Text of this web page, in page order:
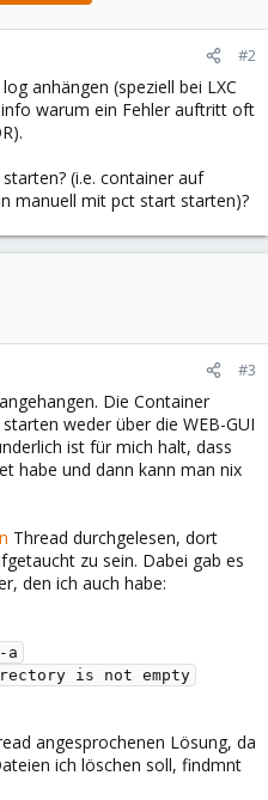
#2
anhängen (speziell bei LXC
warum ein Fehler auftritt oft
(i.e. container auf
manuell mit pct start starten)?
#3
Die Container
weder über die WEB-GUI
ist für mich halt, dass
habe und dann kann man nix
Thread durchgelesen, dort
zu sein. Dabei gab es
den ich auch habe:
a
angesprochenen Lösung, da
ich löschen soll, findmnt